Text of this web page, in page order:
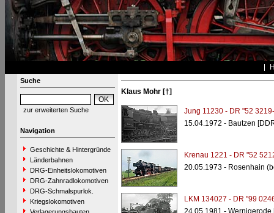
Suche
zur erweiterten Suche
Navigation
Geschichte & Hintergründe
Länderbahnen
DRG-Einheitslokomotiven
DRG-Zahnradlokomotiven
DRG-Schmalspurlok.
Kriegslokomotiven
Klaus Mohr [†]
Jung 11230 - DR "52
15.04.1972 - Bautzen
Krenau 1221 - DR "52
20.05.1973 - Rosenhain
LKM 134027 - DR "99
24.05.1981 - Wernigerode